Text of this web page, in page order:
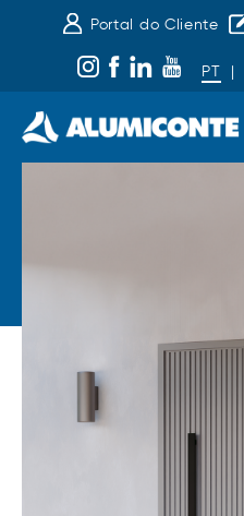
Portal do Cliente
PT
|